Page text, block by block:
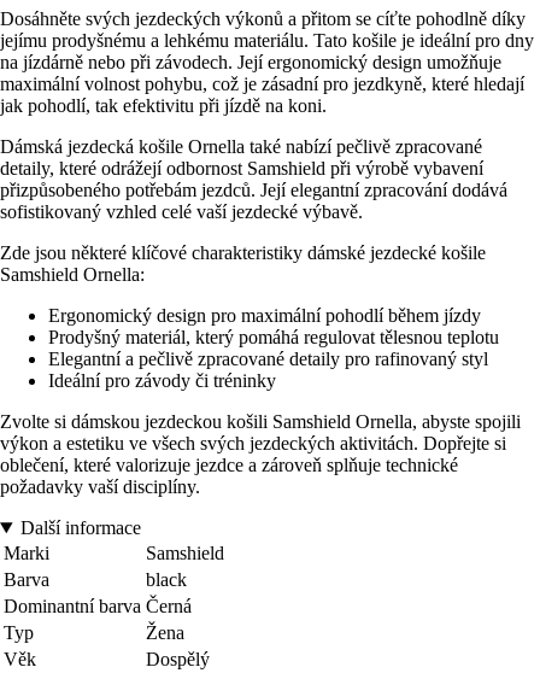
Dosáhněte svých jezdeckých výkonů a přitom se cíťte pohodlně díky
jejímu prodyšnému a lehkému materiálu. Tato košile je ideální pro dny
na jízdárně nebo při závodech. Její ergonomický design umožňuje
maximální volnost pohybu, což je zásadní pro jezdkyně, které hledají
jak pohodlí, tak efektivitu při jízdě na koni.
Dámská jezdecká košile Ornella také nabízí pečlivě zpracované
detaily, které odrážejí odbornost Samshield při výrobě vybavení
přizpůsobeného potřebám jezdců. Její elegantní zpracování dodává
sofistikovaný vzhled celé vaší jezdecké výbavě.
Zde jsou některé klíčové charakteristiky dámské jezdecké košile
Samshield Ornella:
Ergonomický design pro maximální pohodlí během jízdy
Prodyšný materiál, který pomáhá regulovat tělesnou teplotu
Elegantní a pečlivě zpracované detaily pro rafinovaný styl
Ideální pro závody či tréninky
Zvolte si dámskou jezdeckou košili Samshield Ornella, abyste spojili
výkon a estetiku ve všech svých jezdeckých aktivitách. Dopřejte si
oblečení, které valorizuje jezdce a zároveň splňuje technické
požadavky vaší disciplíny.
Další informace
Marki
Samshield
Barva
black
Dominantní barva Černá
Typ
Žena
Věk
Dospělý